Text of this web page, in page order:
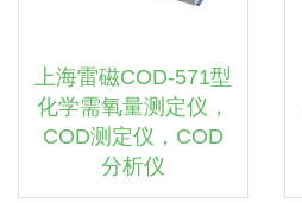
上海雷磁COD-571型
化学需氧量测定仪，
COD测定仪，COD
分析仪